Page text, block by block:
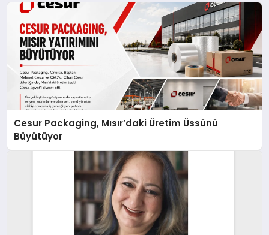
Cesur Packaging, Mısır’daki Üretim Üssünü
Büyütüyor